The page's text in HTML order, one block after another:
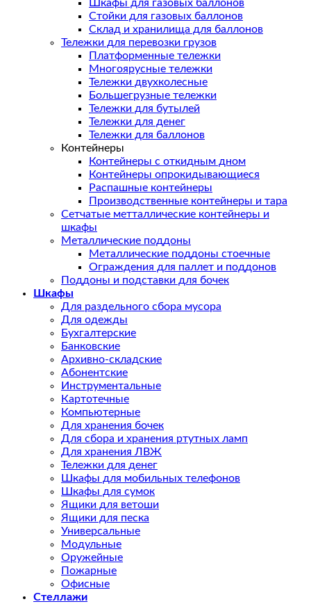
Шкафы для газовых баллонов
Стойки для газовых баллонов
Склад и хранилища для баллонов
Тележки для перевозки грузов
Платформенные тележки
Многоярусные тележки
Тележки двухколесные
Большегрузные тележки
Тележки для бутылей
Тележки для денег
Тележки для баллонов
Контейнеры
Контейнеры с откидным дном
Контейнеры опрокидывающиеся
Распашные контейнеры
Производственные контейнеры и тара
Сетчатые метталлические контейнеры и
шкафы
Металлические поддоны
Металлические поддоны стоечные
Ограждения для паллет и поддонов
Поддоны и подставки для бочек
Шкафы
Для раздельного сбора мусора
Для одежды
Бухгалтерские
Банковские
Архивно-складские
Абонентские
Инструментальные
Картотечные
Компьютерные
Для хранения бочек
Для сбора и хранения ртутных ламп
Для хранения ЛВЖ
Тележки для денег
Шкафы для мобильных телефонов
Шкафы для сумок
Ящики для ветоши
Ящики для песка
Универсальные
Модульные
Оружейные
Пожарные
Офисные
Стеллажи